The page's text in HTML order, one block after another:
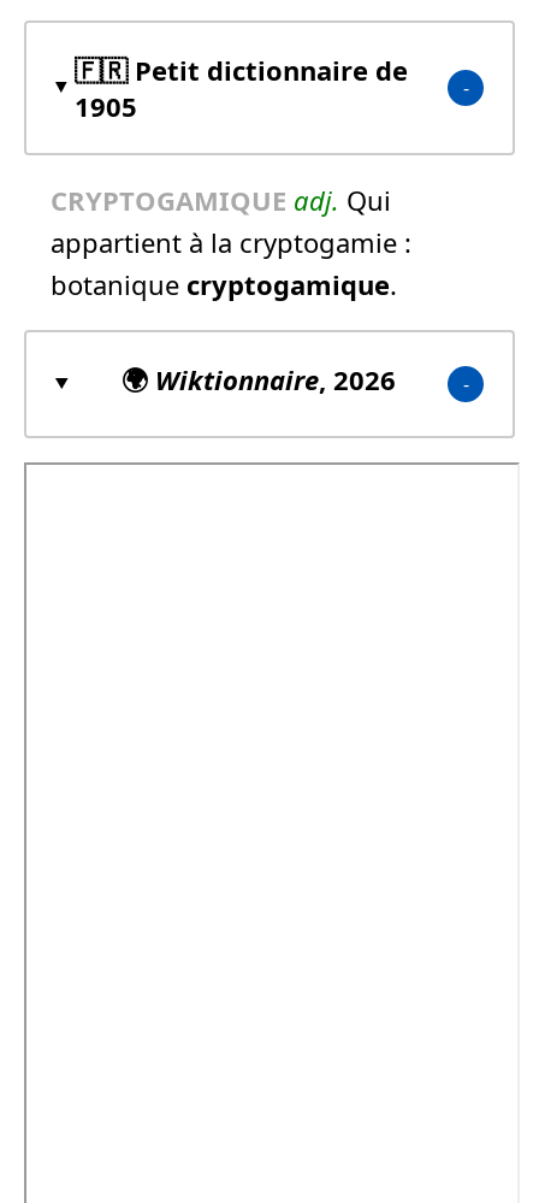
🇫🇷 Petit dictionnaire de
1905
CRYPTOGAMIQUE adj. Qui
appartient à la cryptogamie :
botanique cryptogamique.
🌍 Wiktionnaire, 2026